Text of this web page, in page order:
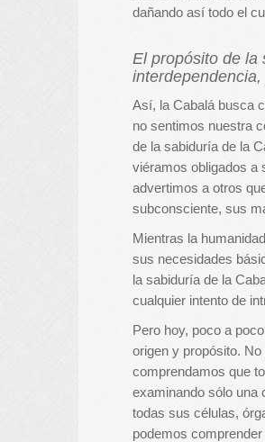
dañando así todo el
El propósito de la
Así, la Cabalá busca
no sentimos nuestra
de la sabiduría de la
viéramos obligados a
advertimos a otros
subconsciente, sus
Mientras la
sus necesidades
la sabiduría de la
cualquier intento de
Pero hoy, poco a
origen y propósito.
comprendamos que
examinando sólo una
todas sus células,
podemos